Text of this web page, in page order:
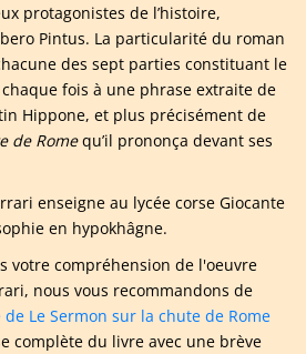
protagonistes de l’histoire,
Pintus. La particularité du roman
des sept parties constituant le
fois à une phrase extraite de
Hippone, et plus précisément de
de Romequ’il prononça devant ses
enseigne au lycée corse Giocante
en hypokhâgne.
votre compréhension de l'oeuvre
nous vous recommandons de
de Le Sermon sur la chute de Rome
complète du livre avec une brève